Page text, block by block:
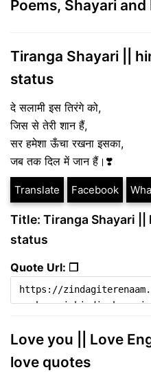
Poems, Shayari
Tiranga Shayari ||
status
दे सलामी इस तिरंगे को,
जिस से तेरी शान हैं,
सर हमेशा ऊँचा रखना इसका,
जब तक दिल में जान हैं।❣️
Translate Facebook
Title: Tiranga Shayari
status
Quote Url: ❐
Love you || Love
love quotes